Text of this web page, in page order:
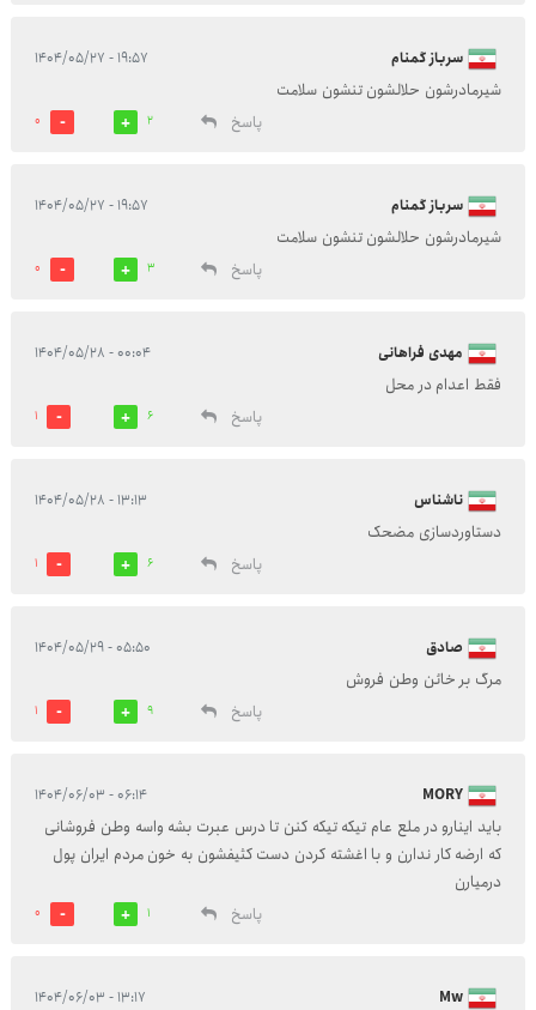
سرباز گمنام ۱۹:۵۷ - ۱۴۰۴/۰۵/۲۷
شیرمادرشون حلالشون تنشون سلامت
پاسخ
2
0
سرباز گمنام ۱۹:۵۷ - ۱۴۰۴/۰۵/۲۷
شیرمادرشون حلالشون تنشون سلامت
پاسخ
3
0
مهدی فراهانی ۰۰:۰۴ - ۱۴۰۴/۰۵/۲۸
فقط اعدام در محل
پاسخ
6
1
ناشناس ۱۳:۱۳ - ۱۴۰۴/۰۵/۲۸
دستاوردسازی مضحک
پاسخ
6
1
صادق ۰۵:۵۰ - ۱۴۰۴/۰۵/۲۹
مرگ بر خائن وطن فروش
پاسخ
9
1
MORY ۰۶:۱۴ - ۱۴۰۴/۰۶/۰۳
باید اینارو در ملع عام تیکه تیکه کنن تا درس عبرت بشه واسه وطن فروشانی
که ارضه کار ندارن و با اغشته کردن دست کثیفشون به خون مردم ایران پول
درمیارن
پاسخ
1
0
Mw ۱۳:۱۷ - ۱۴۰۴/۰۶/۰۳